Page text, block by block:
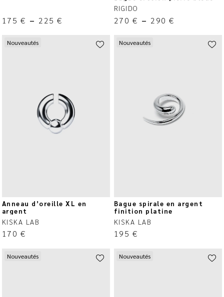
175 € – 225€
RIGIDO
270 € – 290€
Nouveautés
Anneau d’oreille XL en
argent
KISKA LAB
170 €
Nouveautés
Bague spirale en argent
finition platine
KISKA LAB
195 €
Nouveautés Nouveautés